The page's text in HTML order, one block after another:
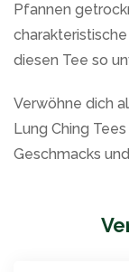
Pfannen
diesen Tee so
Verwöhne dich
Lung Ching
Geschmacks